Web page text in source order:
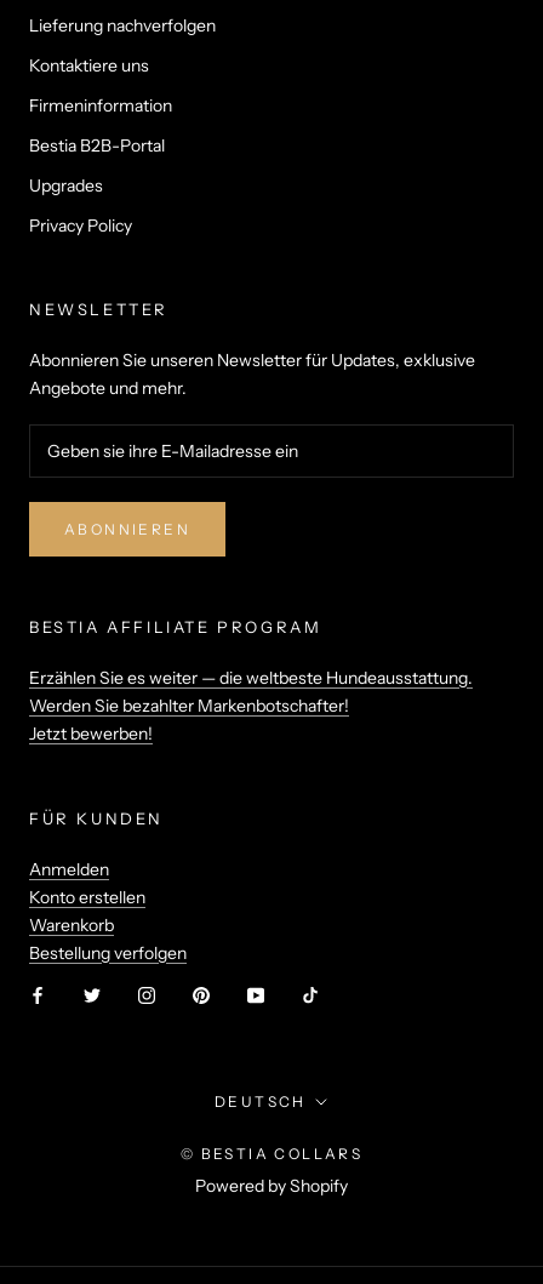
Lieferung nachverfolgen
Kontaktiere uns
Firmeninformation
Bestia B2B-Portal
Upgrades
Privacy Policy
NEWSLETTER
Abonnieren Sie unseren Newsletter für Updates, exklusive
Angebote und mehr.
ABONNIEREN
BESTIA AFFILIATE PROGRAM
Erzählen Sie es weiter — die weltbeste Hundeausstattung.
Werden Sie bezahlter Markenbotschafter!
Jetzt bewerben!
FÜR KUNDEN
Anmelden
Konto erstellen
Warenkorb
Bestellung verfolgen
Sprache
DEUTSCH
© BESTIA COLLARS
Powered by Shopify